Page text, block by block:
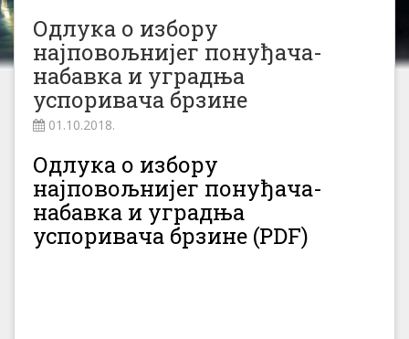
Одлука о избору
најповољнијег понуђача-
набавка и уградња
успоривача брзине
01.10.2018.
Одлука о избору
најповољнијег понуђача-
набавка и уградња
успоривача брзине (PDF)